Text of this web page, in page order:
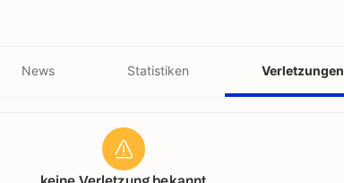
News Statistiken Verletzungen